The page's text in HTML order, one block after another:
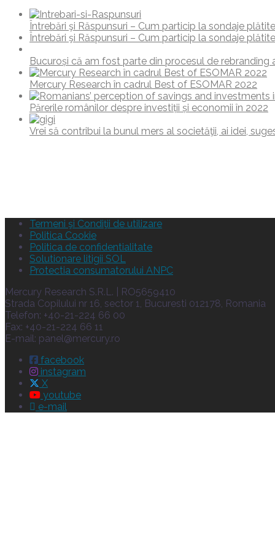
Întrebări şi Răspunsuri – Cum particip la sondaje plătite
Întrebări şi Răspunsuri – Cum particip la sondaje
Bucuroși că am fost parte din procesul de rebranding
Mercury Research în cadrul Best of ESOMAR 2022
Părerile românilor despre investiții și economii în 2022
Vrei să contribui la bunul mers al societăţii, ai idei,
Termeni şi Condiţii de utilizare
Politica Cookie
Politica de confidentialitate
Solutionare litigii SOL
Protectia consumatorului ANPC
Mercury Research S.R.L. | RO5659410
Strada Copilului nr 16, sector 1, Bucuresti 012178, Romania
Telefon: +40-21-224 66 00
Fax: +40-21-224 66 11
E-mail: panel@mercury.ro
facebook
instagram
X
youtube
e-mail